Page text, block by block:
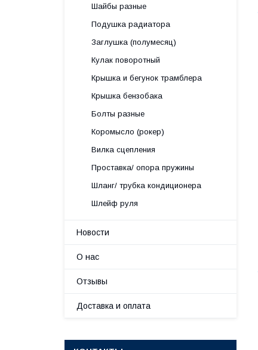
Шайбы разные
Подушка радиатора
Заглушка (полумесяц)
Кулак поворотный
Крышка и бегунок трамблера
Крышка бензобака
Болты разные
Коромысло (рокер)
Вилка сцепления
Проставка/ опора пружины
Шланг/ трубка кондиционера
Шлейф руля
Новости
О нас
Отзывы
Доставка и оплата